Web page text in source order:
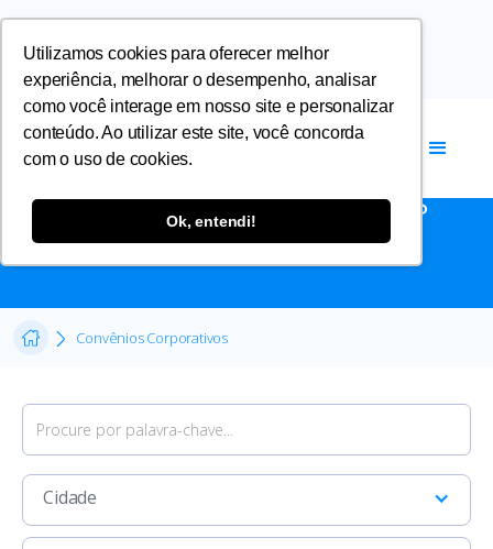
Utilizamos cookies para oferecer melhor
experiência, melhorar o desempenho, analisar
como você interage em nosso site e personalizar
conteúdo. Ao utilizar este site, você concorda
com o uso de cookies.
Ok, entendi!
CONVÊNIOS CORPORATIVOS
Convênios Corporativos
Cidade